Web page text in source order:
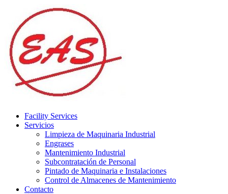
Facility Services
Servicios
Limpieza de Maquinaria Industrial
Engrases
Mantenimiento Industrial
Subcontratación de Personal
Pintado de Maquinaria e Instalaciones
Control de Almacenes de Mantenimiento
Contacto